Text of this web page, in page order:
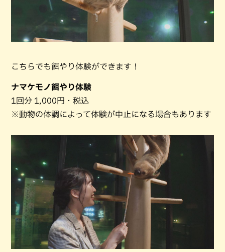
こちらでも餌やり体験ができます！
ナマケモノ餌やり体験
1回分 1,000円・税込
※動物の体調によって体験が中止になる場合もあります